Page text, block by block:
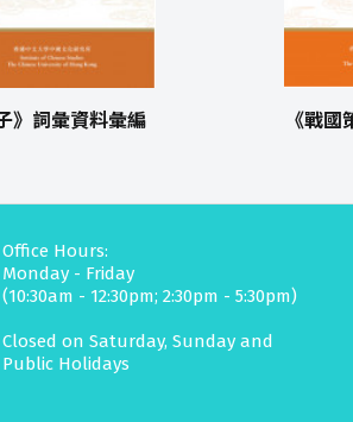
》詞彙資料彙編 《戰
Office Hours:
Monday - Friday
(10:30am - 12:30pm; 2:30pm - 5:30pm)
Closed on Saturday, Sunday and
Public Holidays